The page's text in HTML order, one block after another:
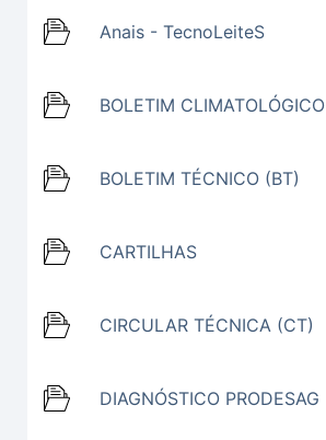
Anais - TecnoLeiteS
BOLETIM CLIMATOLÓGICO
BOLETIM TÉCNICO (BT)
CARTILHAS
CIRCULAR TÉCNICA (CT)
DIAGNÓSTICO PRODESAG